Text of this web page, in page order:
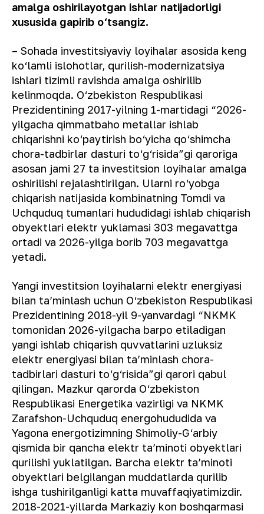
amalga oshirilayotgan ishlar natijadorligi
xususida gapirib o‘tsangiz.
– Sohada investitsiyaviy loyihalar asosida keng
ko‘lamli islohotlar, qurilish-modernizatsiya
ishlari tizimli ravishda amalga oshirilib
kelinmoqda. O‘zbekiston Respublikasi
Prezidentining 2017-yilning 1-martidagi “2026-
yilgacha qimmatbaho metallar ishlab
chiqarishni ko‘paytirish bo‘yicha qo‘shimcha
chora-tadbirlar dasturi to‘g‘risida”gi qaroriga
asosan jami 27 ta investitsion loyihalar amalga
oshirilishi rejalashtirilgan. Ularni ro‘yobga
chiqarish natijasida kombinatning Tomdi va
Uchquduq tumanlari hududidagi ishlab chiqarish
obyektlari elektr yuklamasi 303 megavattga
ortadi va 2026-yilga borib 703 megavattga
yetadi.
Yangi investitsion loyihalarni elektr energiyasi
bilan taʼminlash uchun O‘zbekiston Respublikasi
Prezidentining 2018-yil 9-yanvardagi “NKMK
tomonidan 2026-yilgacha barpo etiladigan
yangi ishlab chiqarish quvvatlarini uzluksiz
elektr energiyasi bilan taʼminlash chora-
tadbirlari dasturi to‘g‘risida”gi qarori qabul
qilingan. Mazkur qarorda O‘zbekiston
Respublikasi Energetika vazirligi va NKMK
Zarafshon-Uchquduq energohududida va
Yagona energotizimning Shimoliy-G‘arbiy
qismida bir qancha elektr taʼminoti obyektlari
qurilishi yuklatilgan. Barcha elektr taʼminoti
obyektlari belgilangan muddatlarda qurilib
ishga tushirilganligi katta muvaffaqiyatimizdir.
2018-2021-yillarda Markaziy kon boshqarmasi